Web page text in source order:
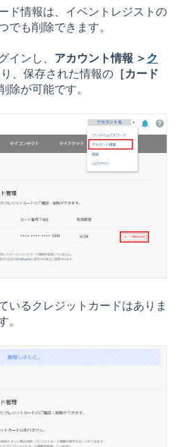
ド情報は、イベントレジストの
でも削除できます。
インし、 アカウント情報 ＞ ク
、保存された情報の ［カード
除が可能です。
いるクレジットカードはありま
。